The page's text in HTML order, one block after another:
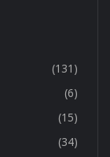
(131)
(6)
(15)
(34)